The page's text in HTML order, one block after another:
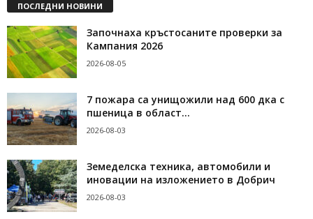
ПОСЛЕДНИ НОВИНИ
Започнаха кръстосаните проверки за
Кампания 2026
2026-08-05
7 пожара са унищожили над 600 дка с
пшеница в област...
2026-08-03
Земеделска техника, автомобили и
иновации на изложението в Добрич
2026-08-03